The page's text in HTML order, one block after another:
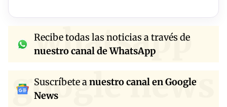
whatsapp
Recibe todas las noticias a través de
nuestro canal de WhatsApp
google news
Suscríbete anuestro canal en Google
News